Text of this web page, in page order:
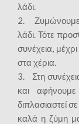
λάδι.
2. Ζυμώνουμε
λάδι. Τότε
συνέχεια,
στα χέρια.
3. Στη
και
διπλασιαστεί
καλά η ζύμη